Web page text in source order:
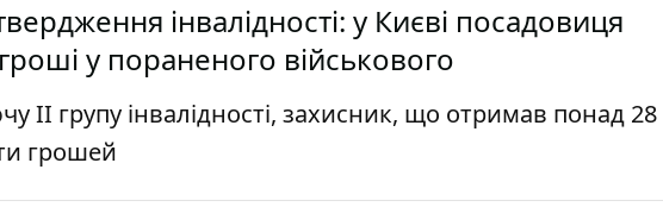
інвалідності: у Києві посадовиця
у пораненого військового
ІІ групу інвалідності, захисник, що отримав понад
грошей